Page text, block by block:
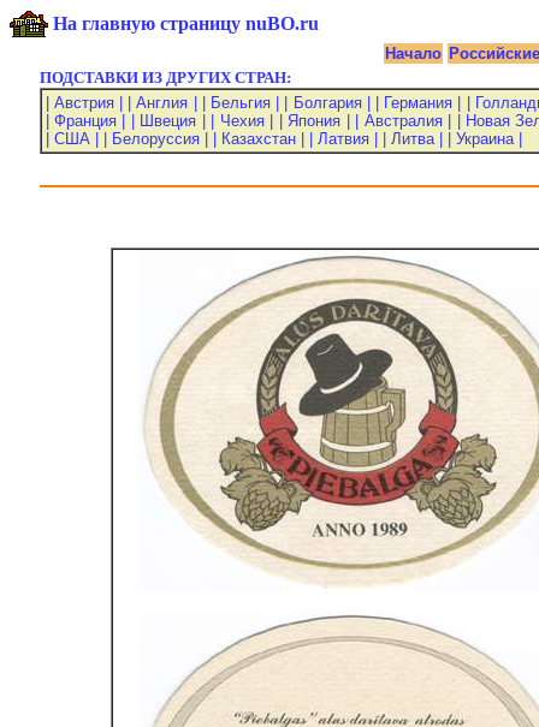
На главную страницу nuBO.ru
Начало Российские
ПОДСТАВКИ ИЗ ДРУГИХ СТРАН:
| Австрия |
| Англия | | Бельгия | | Болгария | | Германия |
|
| Франция |
| Швеция | | Чехия | | Япония | | Австралия |
| Новая
| США |
| Белоруссия | | Казахстан | | Латвия | | Литва | | Украина |